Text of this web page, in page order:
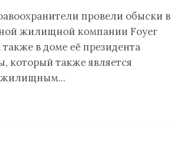
провели обыски в
жилищной компании Foyer
в доме её президента
который также является
жилищным…